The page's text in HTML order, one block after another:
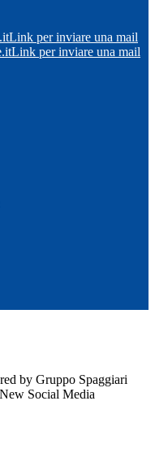
Link per inviare una mail
Link per inviare una mail
by Gruppo Spaggiari
Social Media